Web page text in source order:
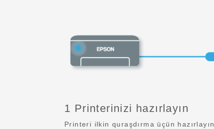
1 Printerinizi hazırlayın
Printeri ilkin quraşdırma üçün hazırlayın.